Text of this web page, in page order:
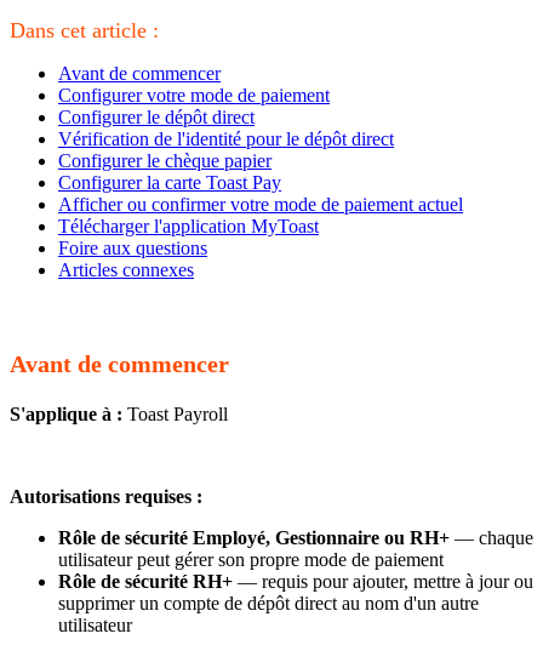
Dans cet article :
Avant de commencer
Configurer votre mode de paiement
Configurer le dépôt direct
Vérification de l'identité pour le dépôt direct
Configurer le chèque papier
Configurer la carte Toast Pay
Afficher ou confirmer votre mode de paiement actuel
Télécharger l'application MyToast
Foire aux questions
Articles connexes
Avant de commencer
S'applique à : Toast Payroll
Autorisations requises :
Rôle de sécurité Employé, Gestionnaire ou RH+ — chaque
utilisateur peut gérer son propre mode de paiement
Rôle de sécurité RH+ — requis pour ajouter, mettre à jour ou
supprimer un compte de dépôt direct au nom d'un autre
utilisateur